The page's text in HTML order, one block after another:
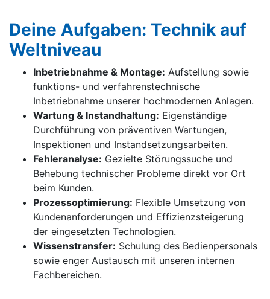
Deine Aufgaben: Technik auf
Weltniveau
Inbetriebnahme & Montage: Aufstellung sowie
funktions- und verfahrenstechnische
Inbetriebnahme unserer hochmodernen Anlagen.
Wartung & Instandhaltung: Eigenständige
Durchführung von präventiven Wartungen,
Inspektionen und Instandsetzungsarbeiten.
Fehleranalyse: Gezielte Störungssuche und
Behebung technischer Probleme direkt vor Ort
beim Kunden.
Prozessoptimierung: Flexible Umsetzung von
Kundenanforderungen und Effizienzsteigerung
der eingesetzten Technologien.
Wissenstransfer: Schulung des Bedienpersonals
sowie enger Austausch mit unseren internen
Fachbereichen.